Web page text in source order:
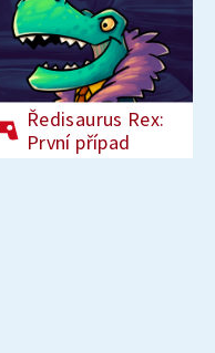
Ředisaurus Rex:
První případ